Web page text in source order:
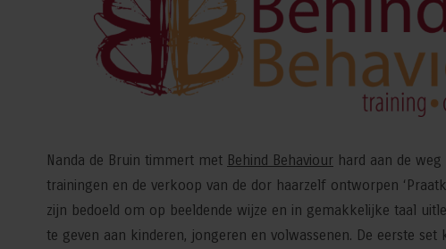
Nanda de Bruin timmert met Behind Behaviour hard aan de
trainingen en de verkoop van de dor haarzelf ontworpen
zijn bedoeld om op beeldende wijze en in gemakkelijke taal
te geven aan kinderen, jongeren en volwassenen. De eerste set